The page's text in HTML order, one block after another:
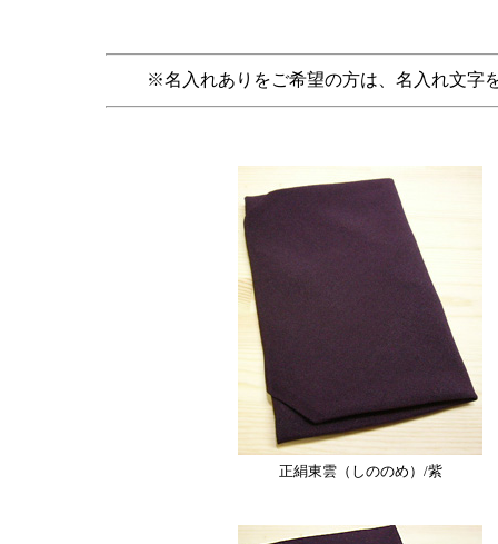
※名入れありをご希望の方は、名入れ文字
正絹東雲（しののめ）/紫